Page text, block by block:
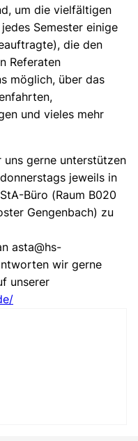
um die vielfältigen
Semester einige
die den
Referaten
möglich, über das
und vieles mehr
uns gerne unterstützen
jeweils in
Büro (Raum B020
Gengenbach) zu
asta@hs-
wir gerne
unserer